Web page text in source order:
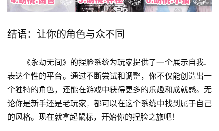
结语：让你的角色与众不同
《永劫无间》的捏脸系统为玩家提供了一个展示自我、
表达个性的平台。通过不断尝试和调整，你不仅能创造出一
个独特的角色，还能在游戏中获得更多的乐趣和成就感。无
论你是新手还是老玩家，都可以在这个系统中找到属于自己
的风格。现在就拿起鼠标，开始你的捏脸之旅吧！